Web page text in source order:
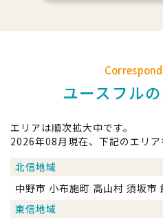
ユースフル
エリアは順次拡大中です。
2026年08月現在、下記のエリア
北信地域
中野市 小布施町 高山村 須坂市
東信地域